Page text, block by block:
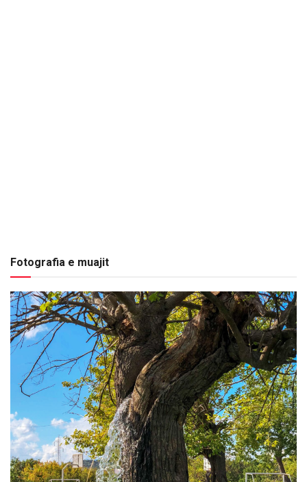
Fotografia e muajit